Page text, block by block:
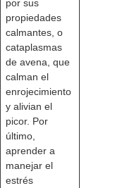
por sus
propiedades
calmantes, o
cataplasmas
de avena, que
calman el
enrojecimiento
y alivian el
picor. Por
último,
aprender a
manejar el
estrés